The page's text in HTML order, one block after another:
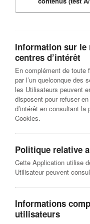
Information sur le
centres d’intérêt
En complément de toute
par l’un quelconque des
les Utilisateurs peuvent
disposent pour refuser
d’intérêt en consultant
Cookies.
Politique relative
Cette Application utilise
Utilisateur peuvent
Informations
utilisateurs